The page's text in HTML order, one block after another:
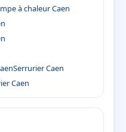
à chaleur Caen
Serrurier Caen
Caen